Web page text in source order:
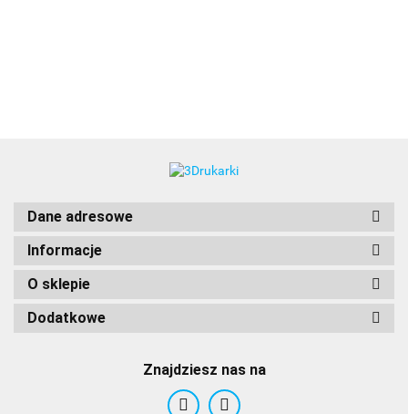
Dane adresowe
Informacje
O sklepie
Dodatkowe
Znajdziesz nas na